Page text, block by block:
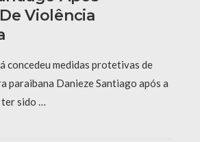
Violência
concedeu medidas protetivas de
paraibana Danieze Santiago após a
sido …